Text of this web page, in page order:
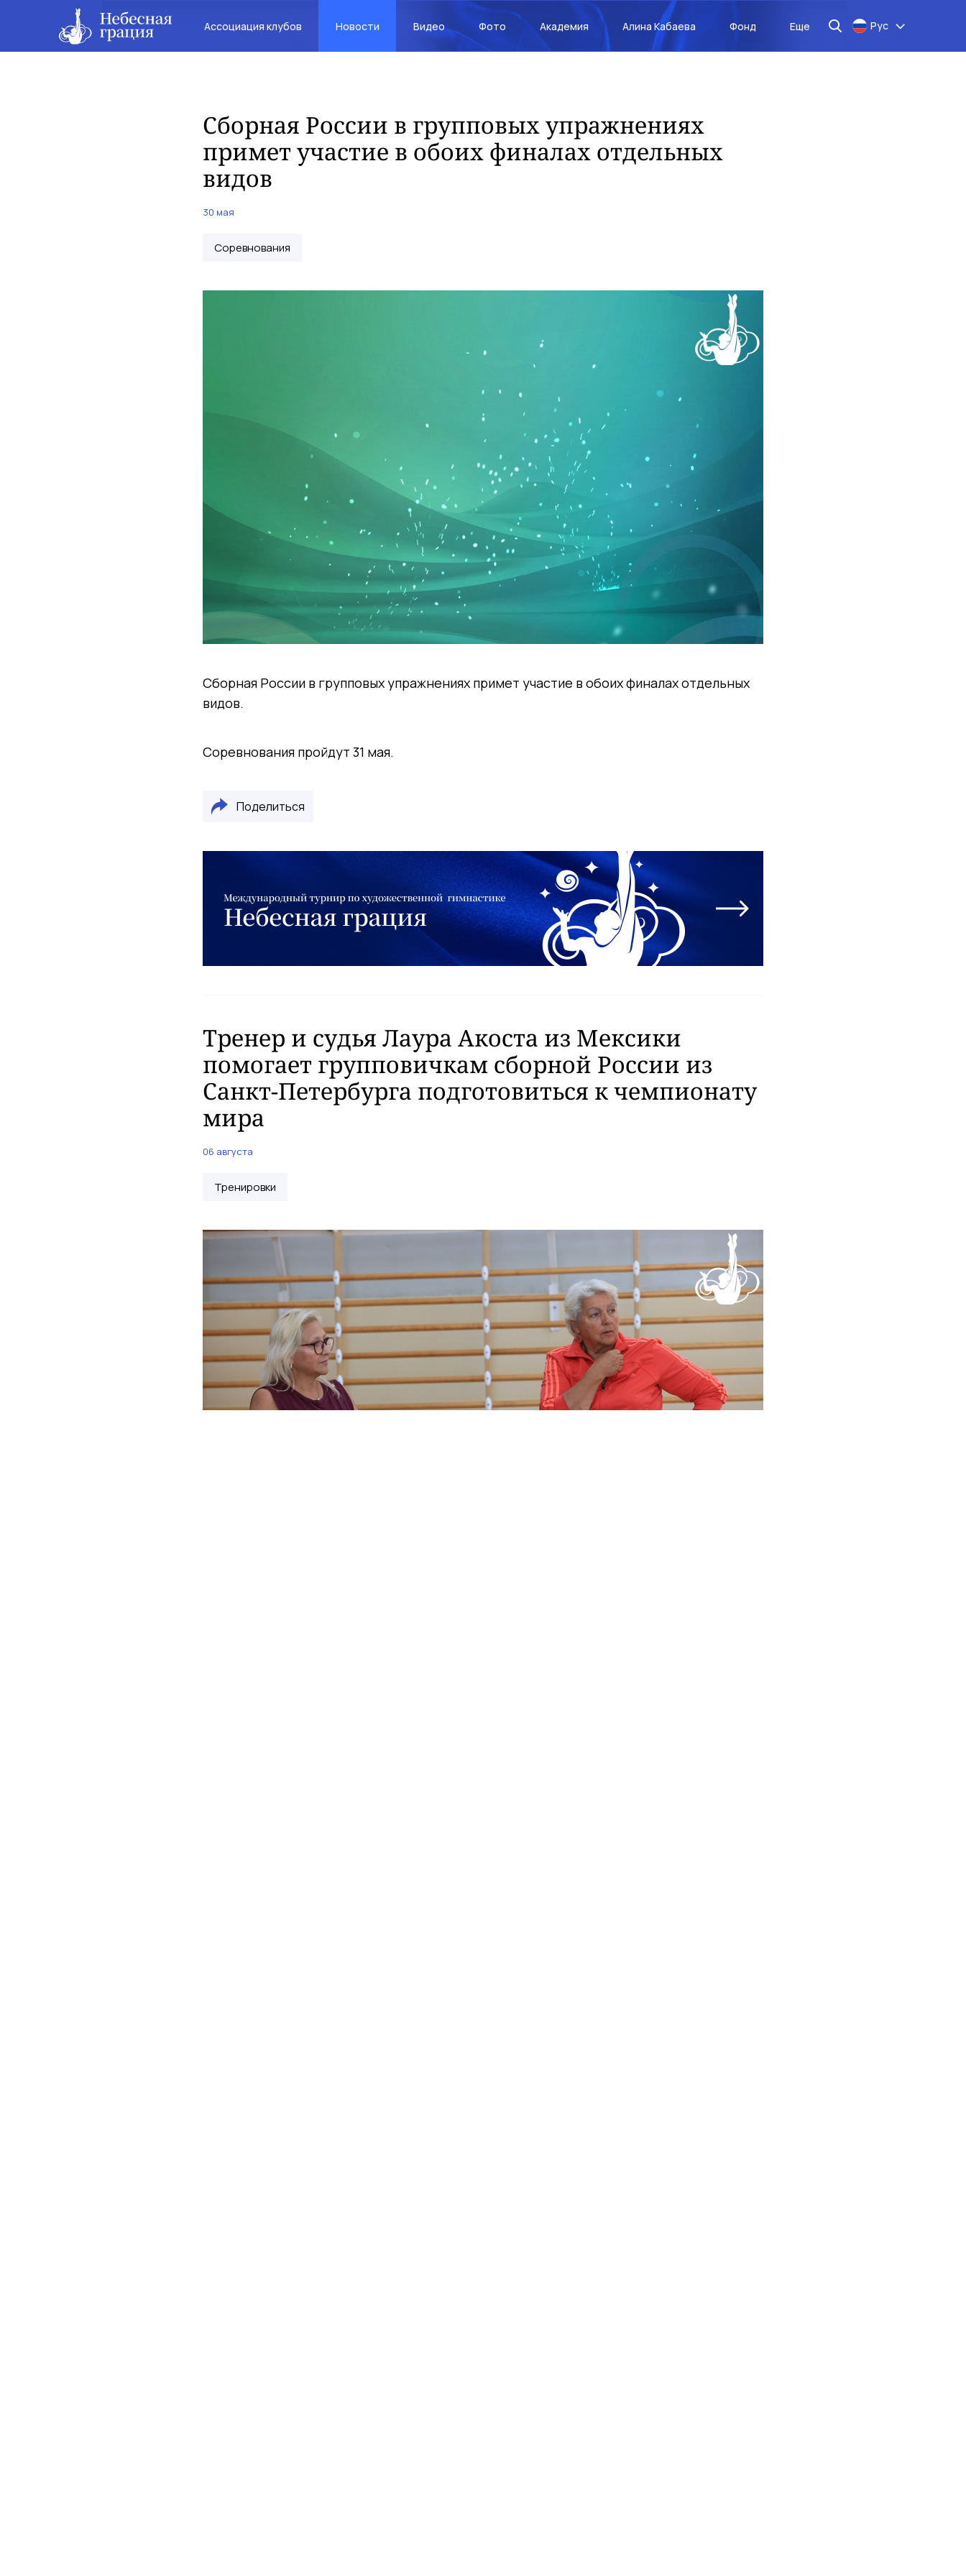
Ассоциация клубов Новости Видео Фото Академия Алина Кабаева Фонд Еще Рус
Сборная России в групповых упражнениях
примет участие в обоих финалах отдельных
видов
30 мая
Соревнования
Сборная России в групповых упражнениях примет участие в обоих финалах отдельных
видов.
Соревнования пройдут 31 мая.
Поделиться
Тренер и судья Лаура Акоста из Мексики
помогает групповичкам сборной России из
Санкт-Петербурга подготовиться к чемпионату
мира
06 августа
Тренировки